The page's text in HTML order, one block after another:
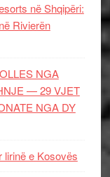
në Shqipëri:
Rivierën
NGA
— 29 VJET
NGA DY
lirinë e Kosovës